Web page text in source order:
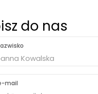
do nas
mail